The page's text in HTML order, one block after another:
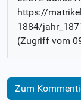
https://
1884/
(Zugriff vom
Zum